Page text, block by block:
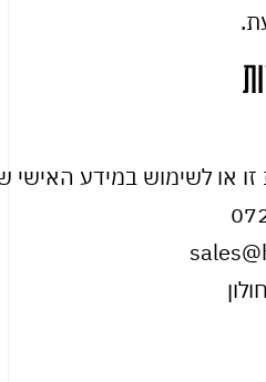
זו או לשימוש במידע האישי